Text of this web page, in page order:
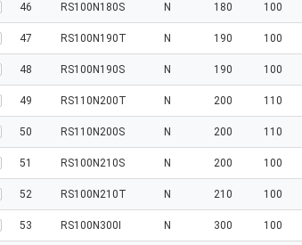
46 RS100N180S N 180 100
47 RS100N190T N 190 100
48 RS100N190S N 190 100
49 RS110N200T N 200 110
50 RS110N200S N 200 110
51 RS100N210S N 200 100
52 RS100N210T N 210 100
53 RS100N300I N 300 100